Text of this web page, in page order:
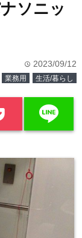
ソニッ
time 2023/09/12
業務用 生活/暮らし
line